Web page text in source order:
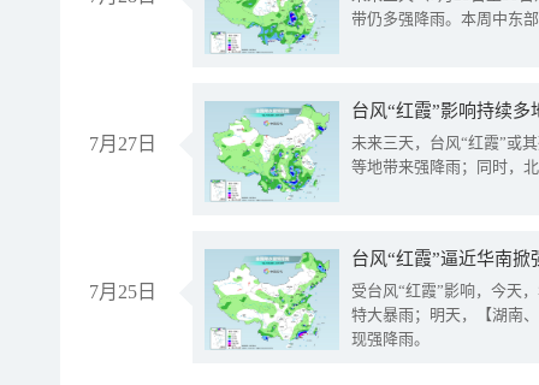
带仍多强降雨。本周中东
7月27日
台风“红霞”影响持续
未来三天，台风“红霞”或
等地带来强降雨；同时，
7月25日
台风“红霞”逼近华南
受台风“红霞”影响，今天
特大暴雨；明天，【湖南
现强降雨。